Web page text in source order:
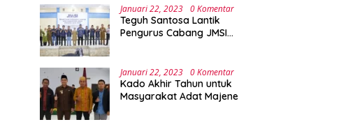
Green Campus di UPA
Laboratorium Terpadu
Januari 22, 2023 0 Komentar
Teguh Santosa Lantik
Pengurus Cabang JMSI
Januari 22, 2023 0 Komentar
Kado Akhir Tahun untuk
Masyarakat Adat Majene